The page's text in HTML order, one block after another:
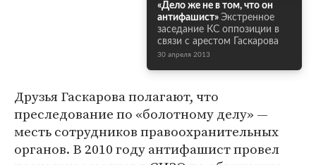
«Дело же не в том, что он
антифашист» Экстренное
заседание КС оппозиции в
связи с арестом Гаскарова
30 апреля 2013
Друзья Гаскарова полагают, что
преследование по «болотному делу» —
месть сотрудников правоохранительных
органов. В 2010 году антифашист провел